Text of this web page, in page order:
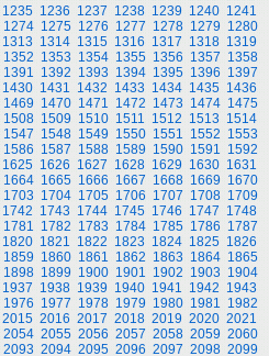
1235 1236 1237 1238 1239 1240 1241
1274 1275 1276 1277 1278 1279 1280
1313 1314 1315 1316 1317 1318 1319
1352 1353 1354 1355 1356 1357 1358
1391 1392 1393 1394 1395 1396 1397
1430 1431 1432 1433 1434 1435 1436
1469 1470 1471 1472 1473 1474 1475
1508 1509 1510 1511 1512 1513 1514
1547 1548 1549 1550 1551 1552 1553
1586 1587 1588 1589 1590 1591 1592
1625 1626 1627 1628 1629 1630 1631
1664 1665 1666 1667 1668 1669 1670
1703 1704 1705 1706 1707 1708 1709
1742 1743 1744 1745 1746 1747 1748
1781 1782 1783 1784 1785 1786 1787
1820 1821 1822 1823 1824 1825 1826
1859 1860 1861 1862 1863 1864 1865
1898 1899 1900 1901 1902 1903 1904
1937 1938 1939 1940 1941 1942 1943
1976 1977 1978 1979 1980 1981 1982
2015 2016 2017 2018 2019 2020 2021
2054 2055 2056 2057 2058 2059 2060
2093 2094 2095 2096 2097 2098 2099